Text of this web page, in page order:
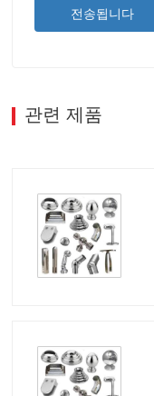
전송됩니다
관련 제품